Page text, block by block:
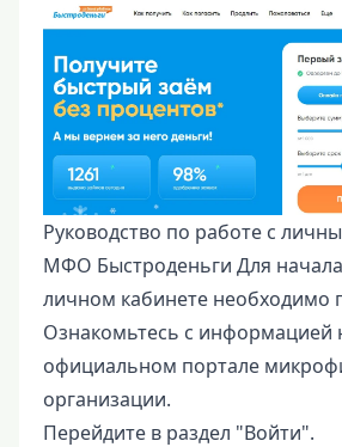
Руководство по работе с
МФО Быстроденьги Для
личном кабинете необходимо
Ознакомьтесь с информацией
официальном портале
организации.
Перейдите в раздел "Войти".